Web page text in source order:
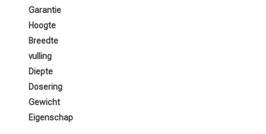
Garantie
Hoogte
Breedte
vulling
Diepte
Dosering
Gewicht
Eigenschap